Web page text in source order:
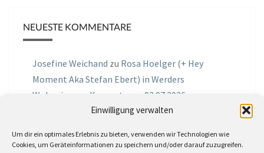
Einwilligung verwalten
Um dir ein optimales Erlebnis zu bieten, verwenden wir Technologien wie
Cookies, um Geräteinformationen zu speichern und/oder darauf zuzugreifen.
NEUESTE KOMMENTARE
Josefine Weichand zu Rosa Hoelger (+ Hey
Moment Aka Stefan Ebert) in Werders
Wohnzimmer Konzerte am 03.07.2026
Podcast Nr.01 vom 08.09.2025 mit Joe Astray